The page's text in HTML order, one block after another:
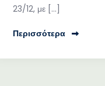
23/12, με […]
Περισσότερα